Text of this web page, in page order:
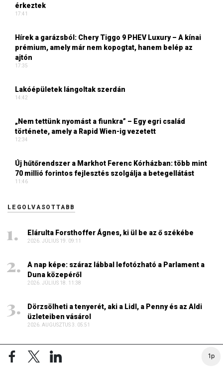
1p
érkeztek
17:41
Hírek a garázsból: Chery Tiggo 9 PHEV Luxury – A kínai
prémium, amely már nem kopogtat, hanem belép az
ajtón
17:35
Lakóépületek lángoltak szerdán
14:42
„Nem tettünk nyomást a fiunkra” – Egy egri család
története, amely a Rapid Wien-ig vezetett
12:34
Új hűtőrendszer a Markhot Ferenc Kórházban: több mint
70 millió forintos fejlesztés szolgálja a betegellátást
11:46
LEGOLVASOTTABB
Elárulta Forsthoffer Ágnes, ki ül be az ő székébe
2026. JÚLIUS 19. 09:11
A nap képe: száraz lábbal lefotózható a Parlament a
Duna közepéről
2026. JÚLIUS 18. 11:38
Dörzsölheti a tenyerét, aki a Lidl, a Penny és az Aldi
üzleteiben vásárol
2026. AUGUSZTUS 3. 05:51
2026. AUGUSZTUS 5. 12:10